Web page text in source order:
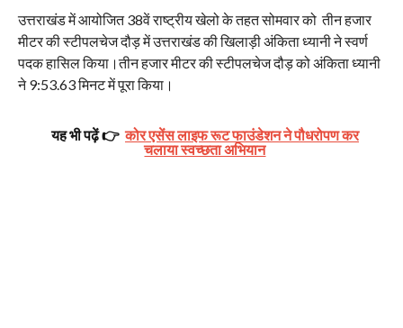
उत्तराखंड में आयोजित 38वें राष्ट्रीय खेलो के तहत सोमवार को तीन हजार
मीटर की स्टीपलचेज दौड़ में उत्तराखंड की खिलाड़ी अंकिता ध्यानी ने स्वर्ण
पदक हासिल किया।तीन हजार मीटर की स्टीपलचेज दौड़ को अंकिता ध्यानी
ने 9:53.63 मिनट में पूरा किया।
यह भी पढ़ें 👉 कोर एसेंस लाइफ रूट फाउंडेशन ने पौधरोपण कर
चलाया स्वच्छता अभियान